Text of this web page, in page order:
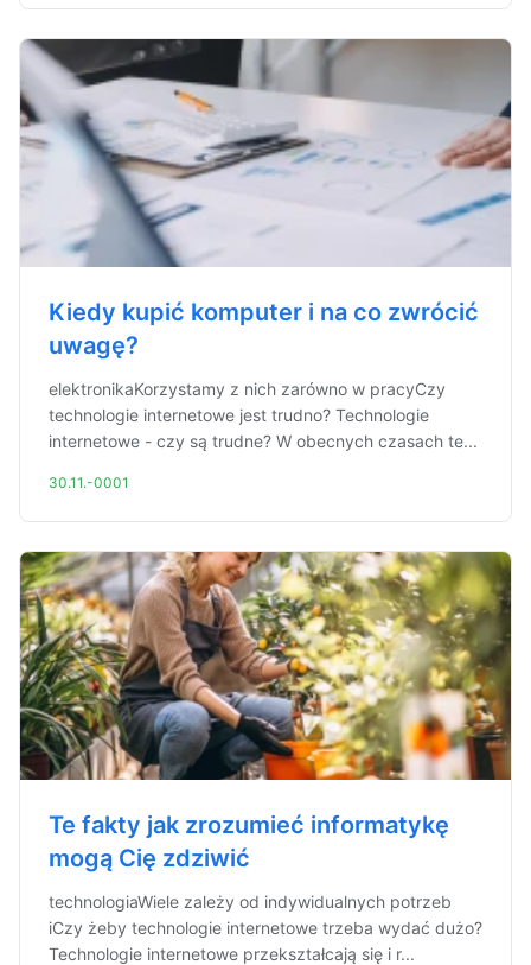
Kiedy kupić komputer i na co zwrócić
uwagę?
elektronikaKorzystamy z nich zarówno w pracyCzy
technologie internetowe jest trudno? Technologie
internetowe - czy są trudne? W obecnych czasach te...
30.11.-0001
Te fakty jak zrozumieć informatykę
mogą Cię zdziwić
technologiaWiele zależy od indywidualnych potrzeb
iCzy żeby technologie internetowe trzeba wydać dużo?
Technologie internetowe przekształcają się i r...